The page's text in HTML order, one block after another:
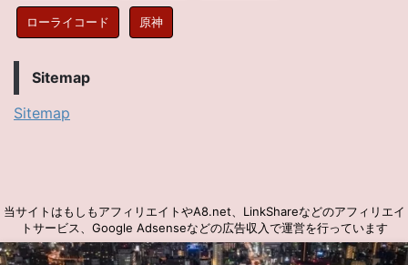
ローライコード 原神
Sitemap
Sitemap
当サイトはもしもアフィリエイトやA8.net、LinkShareなどのアフィリエイ
トサービス、Google Adsenseなどの広告収入で運営を行っています